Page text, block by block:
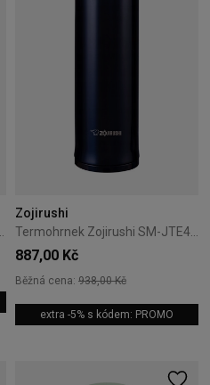
Zojirushi
887,00 Kč
Běžná cena: 938,00 Kč
extra -5% s kódem: PROMO